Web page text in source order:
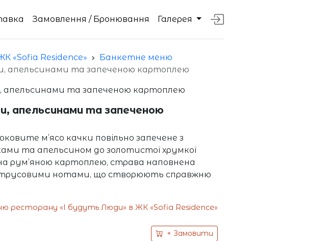
Замовлення / Бронювання Галерея
«Sofia Residence»
Банкетне меню
апельсинами та запеченою картоплею
апельсинами та запеченою
м’ясо качки повільно запечене з
та апельсином до золотистої хрумкої
рум’яною картоплею, страва наповнена
нотами, що створюють справжню
ресторану «І будуть Люди» в ЖК «Sofia Residence»
+ Замовити